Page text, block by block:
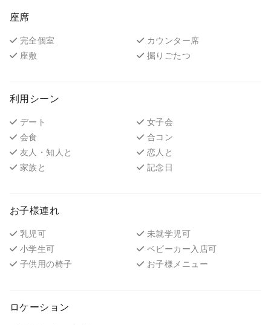
座席
完全個室
カウンター席
座敷
掘りごたつ
利用シーン
デート
女子会
会食
合コン
友人・知人と
恋人と
家族と
記念日
お子様連れ
乳児可
未就学児可
小学生可
ベビーカー入店可
子供用の椅子
お子様メニュー
ロケーション